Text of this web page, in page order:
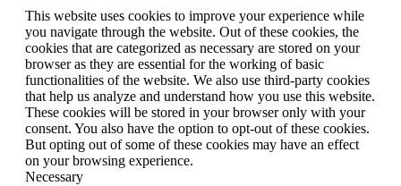
This website uses cookies to improve your experience while
you navigate through the website. Out of these cookies, the
cookies that are categorized as necessary are stored on your
browser as they are essential for the working of basic
functionalities of the website. We also use third-party cookies
that help us analyze and understand how you use this website.
These cookies will be stored in your browser only with your
consent. You also have the option to opt-out of these cookies.
But opting out of some of these cookies may have an effect
on your browsing experience.
Necessary